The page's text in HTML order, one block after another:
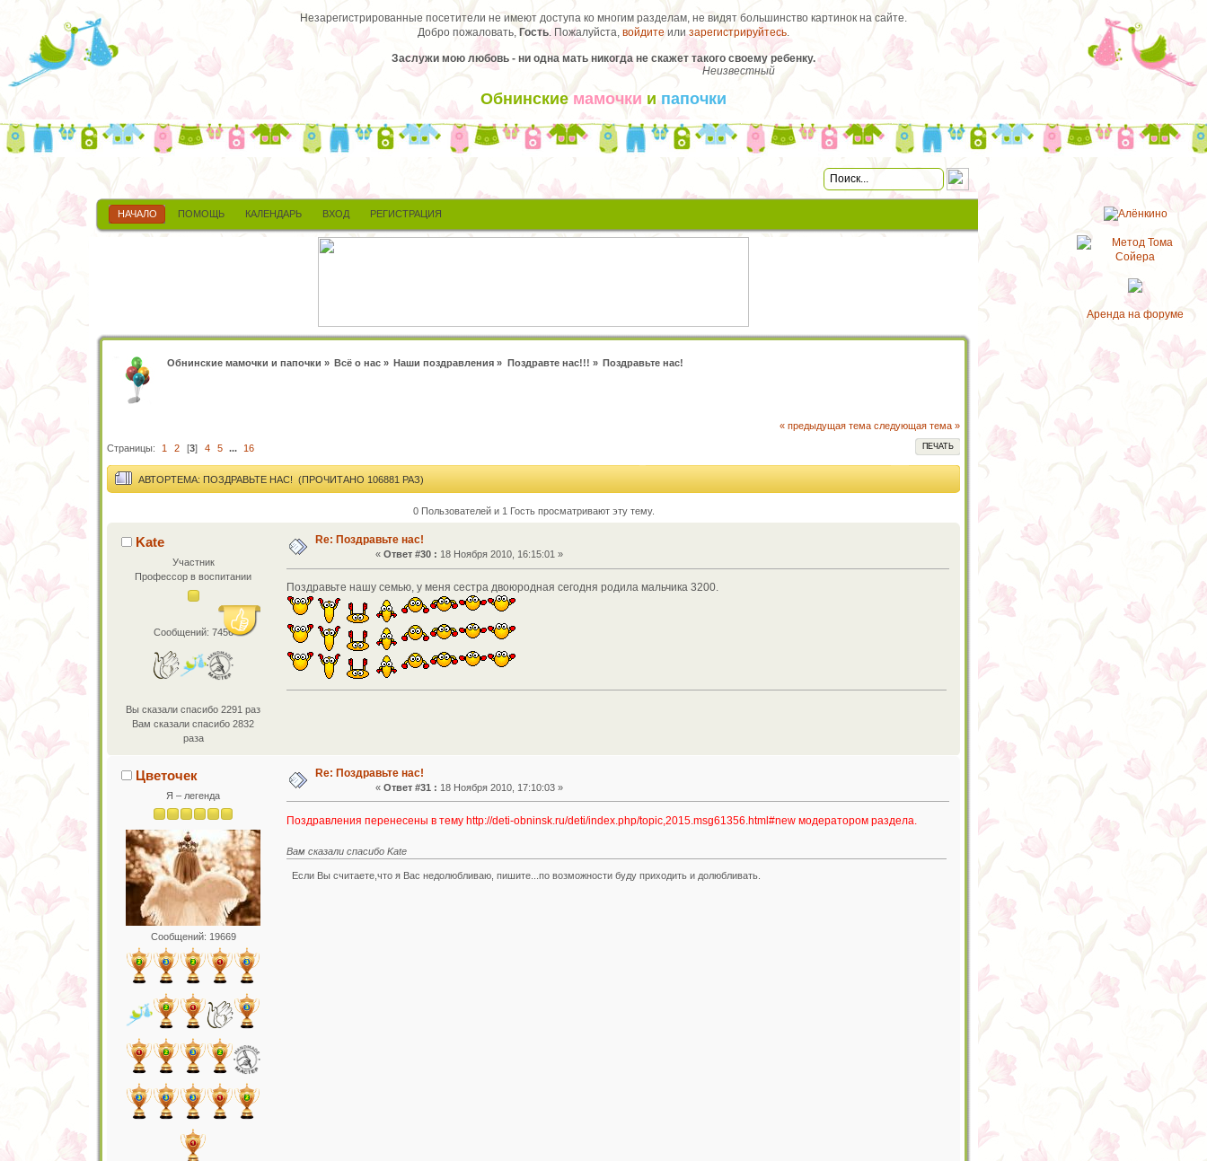
Незарегистрированные посетители не имеют доступа ко многим разделам, не видят большинство картинок на сайте.
Добро пожаловать, Гость. Пожалуйста, войдите илизарегистрируйтесь.
Заслужи мою любовь - ни одна мать никогда не скажет такого своему ребенку.
Неизвестный
Обнинские мамочки ипапочки
НАЧАЛО ПОМОЩЬ КАЛЕНДАРЬ ВХОД РЕГИСТРАЦИЯ
Обнинские мамочки и папочки » Всё о нас» Наши поздравления » Поздравте нас!!! » Поздравьте нас!
« предыдущая тема следующая тема »
ПЕЧАТЬ
Страницы: 1 2 [3] 4 5 ... 16
АВТОРТЕМА: ПОЗДРАВЬТЕ НАС! (ПРОЧИТАНО 106881 РАЗ)
0 Пользователей и 1 Гость просматривают эту тему.
Kate
Участник
Профессор в воспитании
Сообщений: 7456
Вы сказали спасибо 2291 раз
Вам сказали спасибо 2832
раза
Re: Поздравьте нас!
« Ответ #30 : 18 Ноября 2010, 16:15:01 »
Поздравьте нашу семью, у меня сестра двоюродная сегодня родила мальчика 3200.
Цветочек
Я – легенда
Сообщений: 19669
Re: Поздравьте нас!
« Ответ #31 : 18 Ноября 2010, 17:10:03 »
Поздравления перенесены в тему http://deti-obninsk.ru/deti/index.php/topic,2015.msg61356.html#newмодератором раздела.
Вам сказали спасибо Kate
Если Вы считаете,что я Вас недолюбливаю, пишите...по возможности буду приходить и долюбливать.
Аренда на форуме